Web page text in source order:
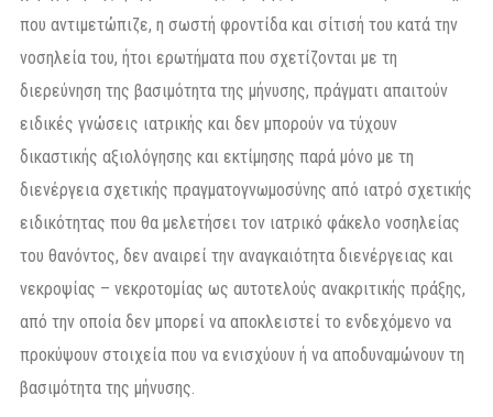
που αντιμετώπιζε, η σωστή φροντίδα και σίτισή του κατά την
νοσηλεία του, ήτοι ερωτήματα που σχετίζονται με τη
διερεύνηση της βασιμότητα της μήνυσης, πράγματι απαιτούν
ειδικές γνώσεις ιατρικής και δεν μπορούν να τύχουν
δικαστικής αξιολόγησης και εκτίμησης παρά μόνο με τη
διενέργεια σχετικής πραγματογνωμοσύνης από ιατρό σχετικής
ειδικότητας που θα μελετήσει τον ιατρικό φάκελο νοσηλείας
του θανόντος, δεν αναιρεί την αναγκαιότητα διενέργειας και
νεκροψίας – νεκροτομίας ως αυτοτελούς ανακριτικής πράξης,
από την οποία δεν μπορεί να αποκλειστεί το ενδεχόμενο να
προκύψουν στοιχεία που να ενισχύουν ή να αποδυναμώνουν τη
βασιμότητα της μήνυσης.